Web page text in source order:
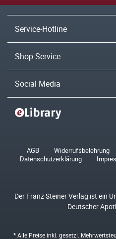
Service-Hotline
Shop-Service
Social Media
AGB Widerrufsbelehrung
Datenschutzerklärung
Der Franz Steiner Verlag ist ein
Deutscher
* Alle Preise inkl. gesetzl.